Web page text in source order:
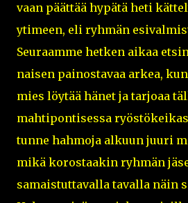
vaan päättää hypätä heti
ytimeen, eli ryhmän
Seuraamme hetken aikaa
naisen painostavaa arkea,
mies löytää hänet ja tarjoaa
mahtipontisessa
tunne hahmoja alkuun juuri
mikä korostaakin ryhmän
samaistuttavalla tavalla näin